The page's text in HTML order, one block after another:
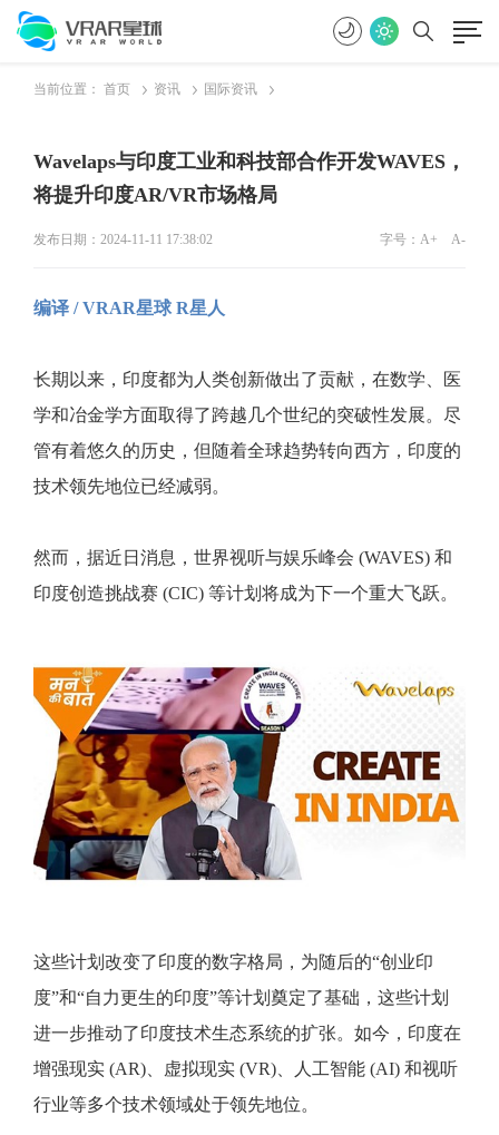
当前位置： 首页 资讯 国际资讯
Wavelaps与印度工业和科技部合作开发WAVES，
将提升印度AR/VR市场格局
发布日期：2024-11-11 17:38:02 字号： A+ A-
编译 / VRAR星球 R星人
长期以来，印度都为人类创新做出了贡献，在数学、医
学和冶金学方面取得了跨越几个世纪的突破性发展。尽
管有着悠久的历史，但随着全球趋势转向西方，印度的
技术领先地位已经减弱。
然而，据近日消息，世界视听与娱乐峰会 (WAVES) 和
印度创造挑战赛 (CIC) 等计划将成为下一个重大飞跃。
这些计划改变了印度的数字格局，为随后的“创业印
度”和“自力更生的印度”等计划奠定了基础，这些计划
进一步推动了印度技术生态系统的扩张。如今，印度在
增强现实 (AR)、虚拟现实 (VR)、人工智能 (AI) 和视听
行业等多个技术领域处于领先地位。